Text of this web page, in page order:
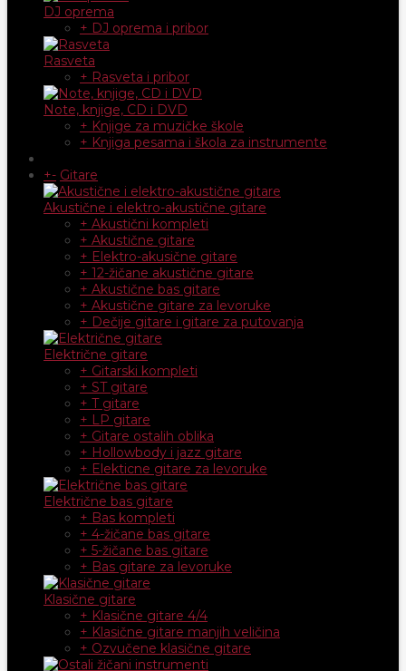
DJ oprema
+ DJ oprema i pribor
Rasveta
+ Rasveta i pribor
Note, knjige, CD i DVD
+ Knjige za muzičke škole
+ Knjiga pesama i škola za instrumente
+- Gitare
Akustične i elektro-akustične gitare
+ Akustični kompleti
+ Akustične gitare
+ Elektro-akusične gitare
+ 12-žičane akustične gitare
+ Akustične bas gitare
+ Akustične gitare za levoruke
+ Dečije gitare i gitare za putovanja
Električne gitare
+ Gitarski kompleti
+ ST gitare
+ T gitare
+ LP gitare
+ Gitare ostalih oblika
+ Hollowbody i jazz gitare
+ Elekticne gitare za levoruke
Električne bas gitare
+ Bas kompleti
+ 4-žičane bas gitare
+ 5-žičane bas gitare
+ Bas gitare za levoruke
Klasične gitare
+ Klasične gitare 4/4
+ Klasične gitare manjih veličina
+ Ozvučene klasične gitare